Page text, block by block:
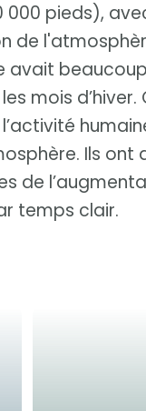
pieds),
de
avait
mois
Ils ont
de
temps clair.